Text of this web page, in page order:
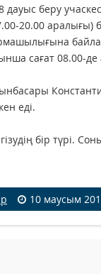
беру
20.00 аралығы)
сағат 08.00-
еді.
бір түрі.
10 маусым